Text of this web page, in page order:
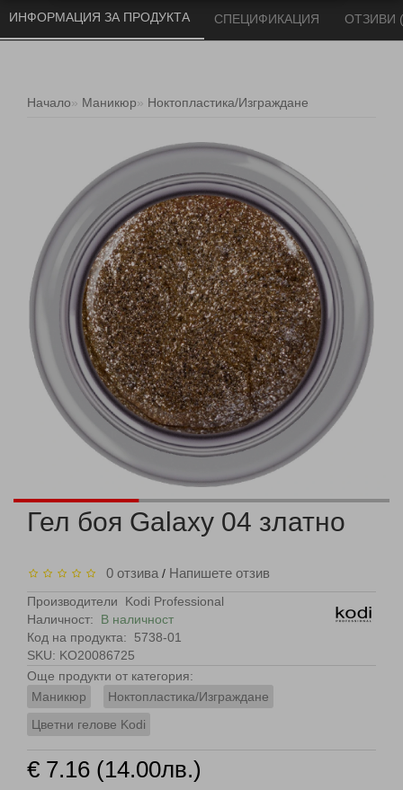
Начало Маникюр Ноктопластика/Изграждане
ИНФОРМАЦИЯ ЗА ПРОДУКТА СПЕЦИФИКАЦИЯ ОТЗИВИ
Гел боя Galaxy 04 златно
0 отзива / Напишете отзив
Производители
Kodi Professional
Наличност: В наличност
Код на продукта:
5738-01
SKU: KO20086725
Още продукти от категория:
Маникюр
Ноктопластика/Изграждане
Цветни гелове Kodi
€ 7.16 (14.00лв.)